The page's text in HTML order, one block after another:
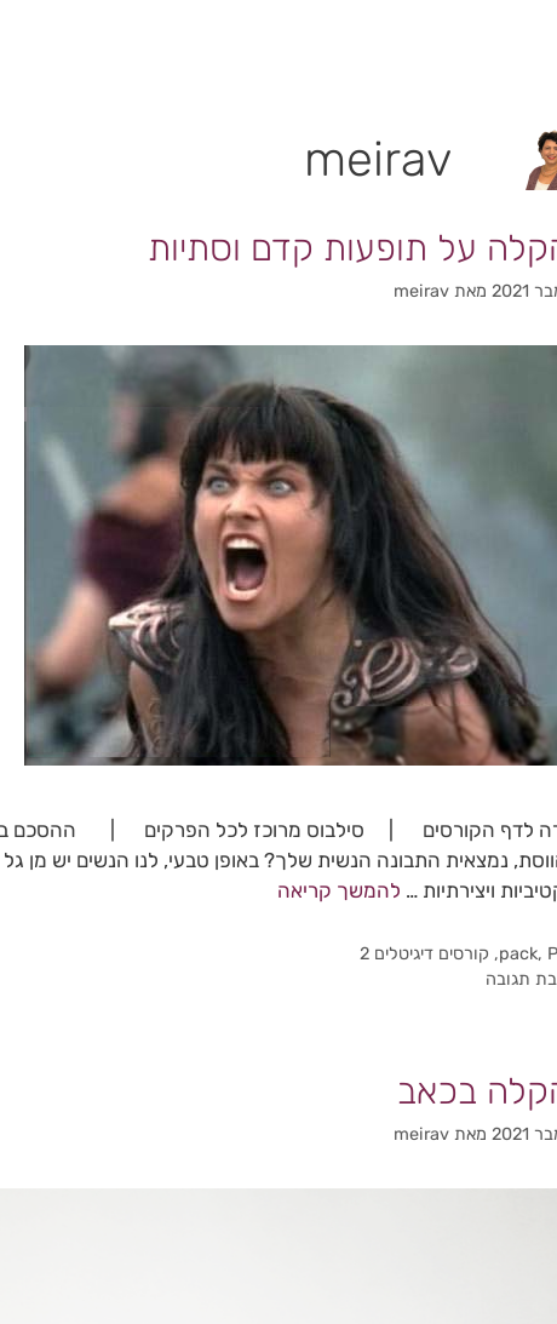
meirav
מאת meirav
לדף הקורסים | סילבוס מרוכז לכל הפרקים | ההסכם
נמצאית התבונה הנשית שלך? באופן טבעי, לנו הנשים יש מן
ויצירתיות … להמשך קריאה
pack,
, קורסים דיגיטלים 2
תגובה
מאת meirav